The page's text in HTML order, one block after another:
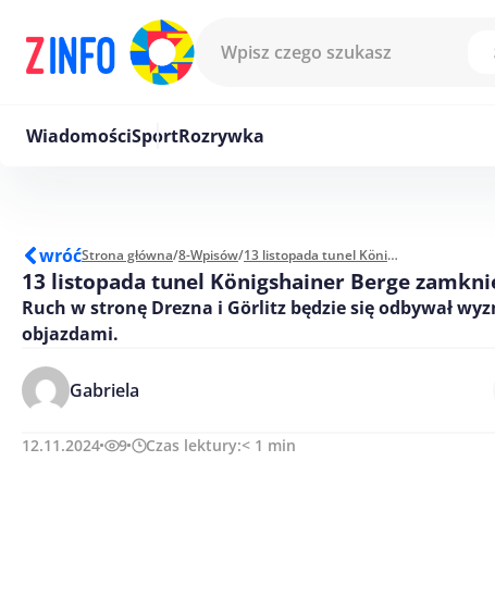
WiadomościSportRozrywka
wróćStrona główna/8-Wpisów/ 13 listopada tunel Königshainer Berge zamknięty
13 listopada tunel Königshainer Berge
Ruch w stronę Drezna i Görlitz będzie się odbywał
objazdami.
Gabriela
12.11.2024 9 Czas lektury:< 1 min